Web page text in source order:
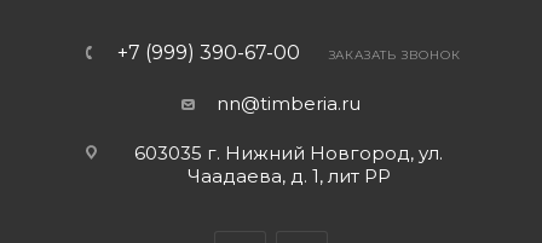
+7 (999) 390-67-00 ЗАКАЗАТЬ ЗВОНОК
nn@timberia.ru
603035 г. Нижний Новгород, ул.
Чаадаева, д. 1, лит РР